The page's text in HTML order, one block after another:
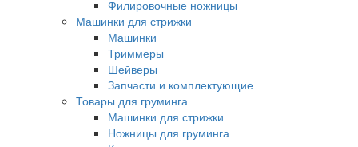
Филировочные ножницы
Машинки для стрижки
Машинки
Триммеры
Шейверы
Запчасти и комплектующие
Товары для груминга
Машинки для стрижки
Ножницы для груминга